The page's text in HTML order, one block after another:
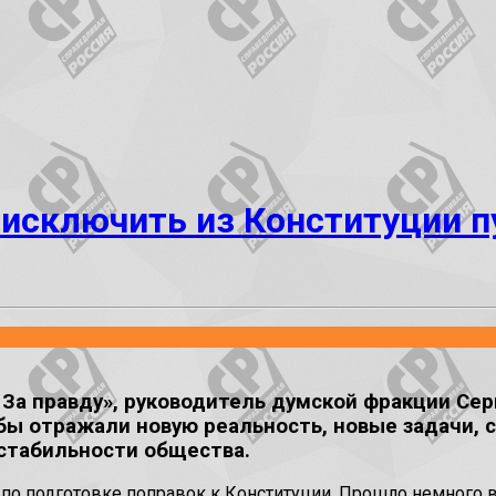
из Конституции
правду», руководитель думской фракции
отражали новую реальность, новые задачи,
общества.